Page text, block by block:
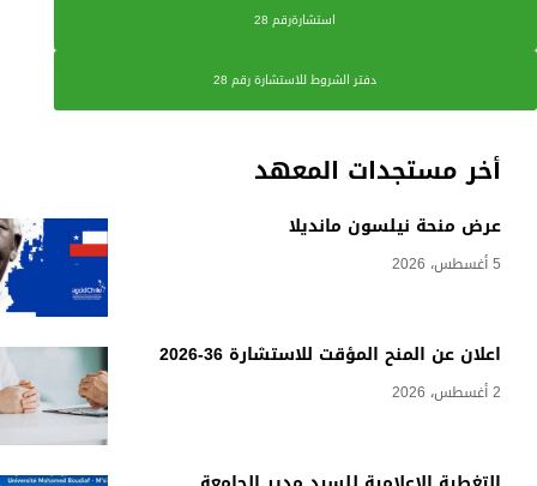
أخر مستجدات المعهد
عرض منحة نيلسون مانديلا
5 أغسطس، 2026
اعلان عن المنح المؤقت للاستشارة 36-2026
2 أغسطس، 2026
استشارةرقم 28
دفتر الشروط للاستشارة رقم 28